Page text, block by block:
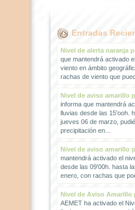
Entradas
Nivel de alerta naranja
que mantendrá activado
viento en ámbito
rachas de viento que
Nivel de aviso amarillo
informa que mantendrá
lluvias desde las 15'ooh.
jueves 06 de marzo,
precipitación en...
Nivel de aviso amarillo
mantendrá activado el
desde las 09'00h. hasta
enero, con rachas que
Nivel de Aviso Amarillo
AEMET ha activado el